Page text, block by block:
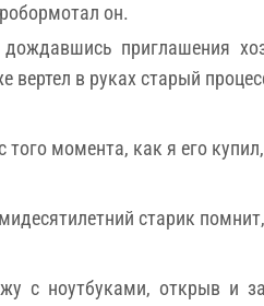
он.
приглашения
в руках старый
момента, как я его
старик
с ноутбуками, открыв и